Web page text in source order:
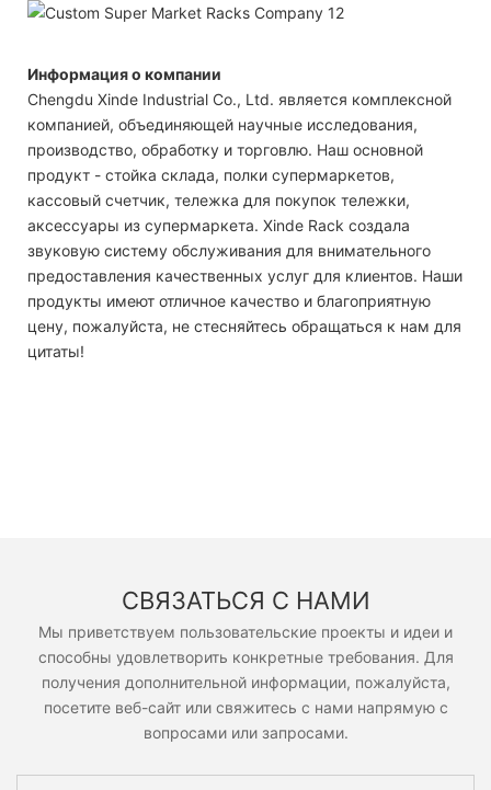
Информация о компании
Chengdu Xinde Industrial Co., Ltd. является комплексной
компанией, объединяющей научные исследования,
производство, обработку и торговлю. Наш основной
продукт - стойка склада, полки супермаркетов,
кассовый счетчик, тележка для покупок тележки,
аксессуары из супермаркета. Xinde Rack создала
звуковую систему обслуживания для внимательного
предоставления качественных услуг для клиентов. Наши
продукты имеют отличное качество и благоприятную
цену, пожалуйста, не стесняйтесь обращаться к нам для
цитаты!
СВЯЗАТЬСЯ С НАМИ
Мы приветствуем пользовательские проекты и идеи и
способны удовлетворить конкретные требования. Для
получения дополнительной информации, пожалуйста,
посетите веб-сайт или свяжитесь с нами напрямую с
вопросами или запросами.